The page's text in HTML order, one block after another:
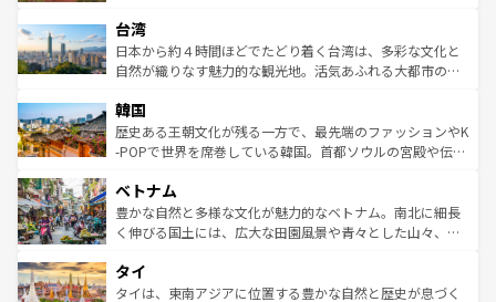
ならではの贅沢な旅のスタイルだ。 なお、新着のアメリカ
情報はコンテンツ一覧を参照してほしい。
れるおもてなしの心で訪れる人々を迎えてくれるハワイの
人々、おいしいローカルフードやハワイアンミュージッ
ク、伝統的なフラダンスなど、すべてがハワイの魅力を彩
ワイを、存分に味わってほしい。 なお、新着のハワイ情報
はコンテンツ一覧を参照してほしい。
リアリーフや大陸中央部にそびえるウルル（エアーズロッ
ク）、タスマニアの美しい原生林やケアンズの熱帯雨林な
ど、見どころがたくさん。また、カフェやワイン、オージ
いる。アクティビティも充実しており、サーフィンやダイ
ビング、ハイキングなど、アウトドア好きにはたまらな
い。オーストラリアの多彩な魅力を存分に味わいつくそ
参照してほしい。
台湾
日本から約４時間ほどでたどり着く台湾は、多彩な文化と
自然が織りなす魅力的な観光地。活気あふれる大都市の台
ン）、静ひつな山岳地帯である台湾東部など、都市の喧騒
と山間の静けさが共存しており、訪れる人に新しい発見と
驚きをもたらしてくれる。また、奥深い台湾の食文化も魅
容にもいいと評判のスイーツなど、バラエティ豊かな料理
が味わえる。 なお、新着の台湾情報は コンテンツ一覧を参
照してほしい。
韓国
歴史ある王朝文化が残る一方で、最先端のファッションやK
-POPで世界を席巻している韓国。首都ソウルの宮殿や伝統
き、地方に足を延ばせば四季折々の自然美を楽しむことが
できる。そして、キムチや焼肉、絶品のストリートフード
まで、さまざまな韓国料理が待っている。夜には、韓国な
リティに包まれながら、韓国の多彩な魅力を心ゆくまで味
わってみてほしい。 なお、新着の韓国情報はコンテンツ一
ベトナム
豊かな自然と多様な文化が魅力的なベトナム。南北に細長
く伸びる国土には、広大な田園風景や青々とした山々、世
急速な発展と共に伝統が息づく。ハノイの古い町並みやホ
ーチミン市のフランス統治時代の建物も、独特の雰囲気を
タイ
タイは、東南アジアに位置する豊かな自然と歴史が息づく